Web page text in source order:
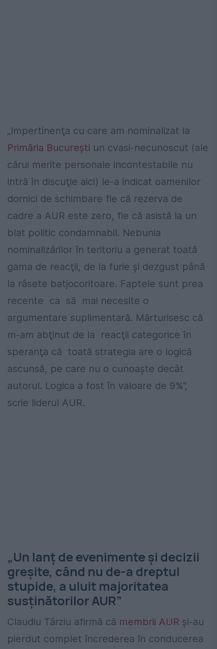
„Impertinenţa cu care am nominalizat la
Primăria Bucureşti un cvasi-necunoscut (ale
cărui merite personale incontestabile nu
intră în discuţie aici) le-a indicat oamenilor
dornici de schimbare fie că rezerva de
cadre a AUR este zero, fie că asistă la un
blat politic condamnabil. Nebunia
nominalizărilor în teritoriu a generat toată
gama de reacţii, de la furie şi dezgust până
la râsete batjocoritoare. Faptele sunt prea
recente ca să mai necesite o
argumentare suplimentară. Mărturisesc că
m-am abţinut de la reacţii categorice în
speranţa că toată strategia are o logică
ascunsă, pe care nu o cunoaşte decât
autorul. Logica a fost în valoare de 9%”,
scrie liderul AUR.
„Un lanţ de evenimente şi decizii
greşite, când nu de-a dreptul
stupide, a uluit majoritatea
susţinătorilor AUR”
Claudiu Târziu afirmă că membrii AUR și-au
pierdut complet încrederea în conducerea